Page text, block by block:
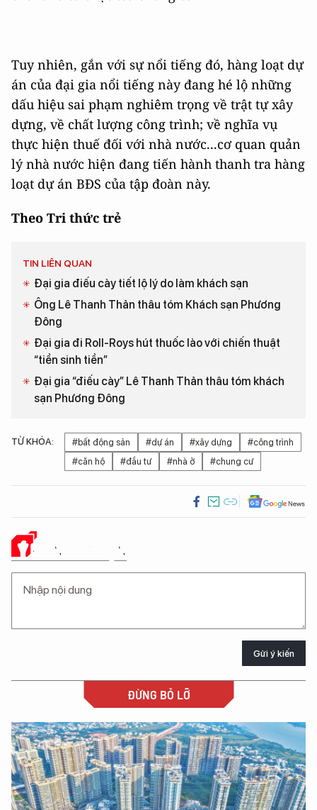
Tuy nhiên, gắn với sự nổi tiếng đó, hàng loạt dự
án của đại gia nổi tiếng này đang hé lộ những
dấu hiệu sai phạm nghiêm trọng về trật tự xây
dựng, về chất lượng công trình; về nghĩa vụ
thực hiện thuế đối với nhà nước...cơ quan quản
lý nhà nước hiện đang tiến hành thanh tra hàng
loạt dự án BĐS của tập đoàn này.
Theo Tri thức trẻ
TIN LIÊN QUAN
Đại gia điếu cày tiết lộ lý do làm khách sạn
Ông Lê Thanh Thản thâu tóm Khách sạn Phương
Đông
Đại gia đi Roll-Roys hút thuốc lào với chiến thuật
“tiền sinh tiền”
Đại gia “điếu cày” Lê Thanh Thản thâu tóm khách
sạn Phương Đông
TỪ KHÓA: #bất động sản #dự án #xây dựng
#công trình
#căn hộ
#đầu tư #nhà ở #chung cư
Ý KIẾN CỦA BẠN
Gửi ý kiến
ĐỪNG BỎ LỠ